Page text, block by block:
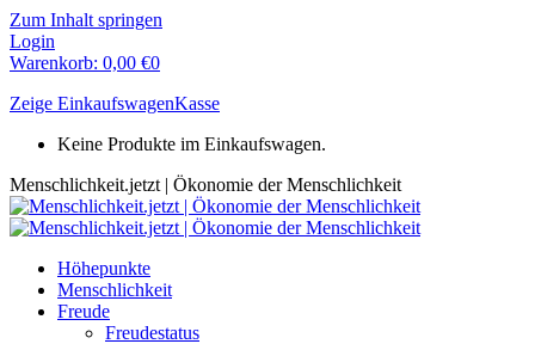
Zum Inhalt springen
Login
Warenkorb: 0,00 €0
Zeige EinkaufswagenKasse
Keine Produkte im Einkaufswagen.
Menschlichkeit.jetzt | Ökonomie der Menschlichkeit
Höhepunkte
Menschlichkeit
Freude
Freudestatus